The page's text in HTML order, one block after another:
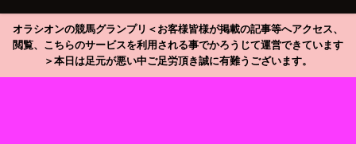
オラシオンの競馬グランプリ＜お客様皆様が掲載の記事等へアクセス、
閲覧、こちらのサービスを利用される事でかろうじて運営できています
＞本日は足元が悪い中ご足労頂き誠に有難うございます。